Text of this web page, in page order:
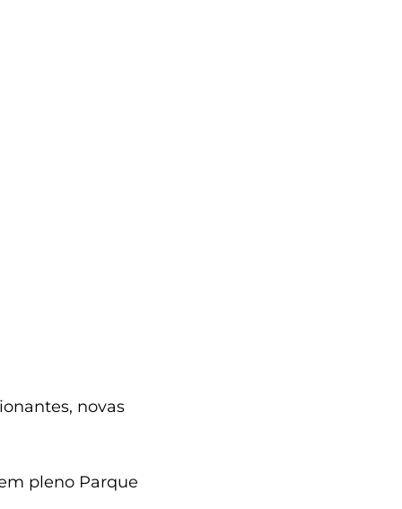
novas
pleno Parque